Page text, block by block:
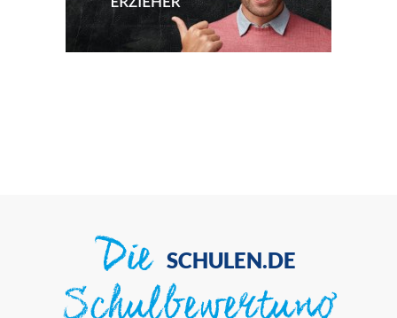
Die SCHULEN.DE